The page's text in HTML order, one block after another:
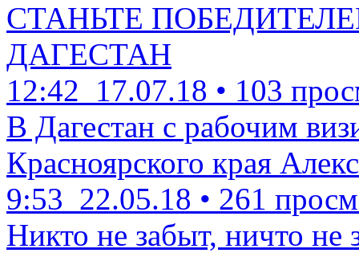
СТАНЬТЕ
ДАГЕСТАН
12:42 17.07.18 • 103
В Дагестан с рабочим
Красноярского края
9:53 22.05.18 • 261
Никто не забыт, ничто не